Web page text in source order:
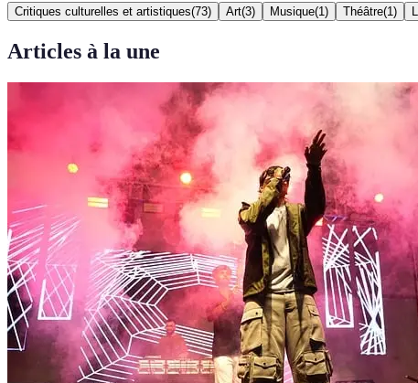
Critiques culturelles et artistiques(73) Art(3) Musique(1 ) Théâtre(1 )
Articles à la une